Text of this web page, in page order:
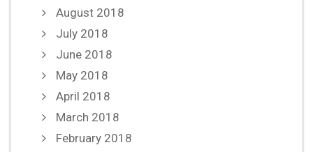
August 2018
July 2018
June 2018
May 2018
April 2018
March 2018
February 2018